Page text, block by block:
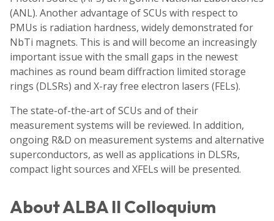
(ANL). Another advantage of SCUs with respect to
PMUs is radiation hardness, widely demonstrated for
NbTi magnets. This is and will become an increasingly
important issue with the small gaps in the newest
machines as round beam diffraction limited storage
rings (DLSRs) and X-ray free electron lasers (FELs).
The state-of-the-art of SCUs and of their
measurement systems will be reviewed. In addition,
ongoing R&D on measurement systems and alternative
superconductors, as well as applications in DLSRs,
compact light sources and XFELs will be presented.
About ALBA II Colloquium